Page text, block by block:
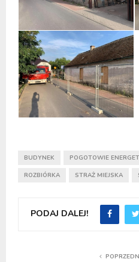
BUDYNEK POGOTOWIE
ROZBIÓRKA STRAŻ MIEJSKA
PODAJ DALEJ!